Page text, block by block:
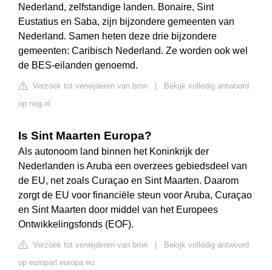
Nederland, zelfstandige landen. Bonaire, Sint
Eustatius en Saba, zijn bijzondere gemeenten van
Nederland. Samen heten deze drie bijzondere
gemeenten: Caribisch Nederland. Ze worden ook wel
de BES-eilanden genoemd.
Verzoek tot verwijderen van bron
Bekijk volledig antwoord
op rvig.nl
Is Sint Maarten Europa?
Als autonoom land binnen het Koninkrijk der
Nederlanden is Aruba een overzees gebiedsdeel van
de EU, net zoals Curaçao en Sint Maarten. Daarom
zorgt de EU voor financiële steun voor Aruba, Curaçao
en Sint Maarten door middel van het Europees
Ontwikkelingsfonds (EOF).
Verzoek tot verwijderen van bron
Bekijk volledig antwoord
op europarl.europa.eu